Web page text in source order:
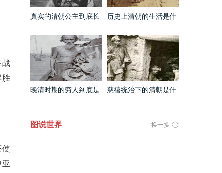
胜
真实的清朝公主到底长
吧
历史上清朝的生活是什
这个时代吗
晚清时期的穷人到底是
完全不是一个级别
慈禧统治下的清朝是什
瘦的已经皮包骨头了
图说世界 换一换